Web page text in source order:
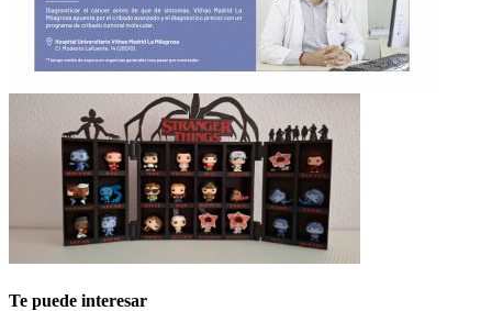
Te puede interesar